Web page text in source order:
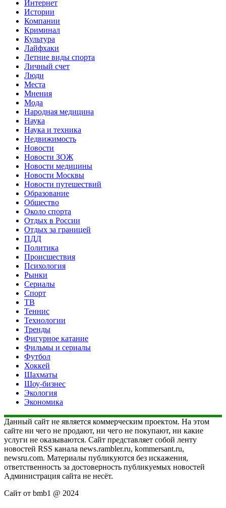
Интернет
Истории
Компании
Криминал
Культура
Лайфхаки
Летние виды спорта
Личный счет
Люди
Места
Мнения
Мода
Народная медицина
Наука
Наука и техника
Недвижимость
Новости
Новости ЗОЖ
Новости медицины
Новости Москвы
Новости путешествий
Образование
Общество
Около спорта
Отдых в России
Отдых за границей
ПДД
Политика
Происшествия
Психология
Рынки
Сериалы
Спорт
ТВ
Теннис
Технологии
Тренды
Фигурное катание
Фильмы и сериалы
Футбол
Хоккей
Шахматы
Шоу-бизнес
Экология
Экономика
Данный сайт не является коммерческим проектом. На этом
сайте ни чего не продают, ни чего не покупают, ни какие
услуги не оказываются. Сайт представляет собой ленту
новостей RSS канала news.rambler.ru, kommersant.ru,
newsru.com. Материалы публикуются без искажения,
ответственность за достоверность публикуемых новостей
Администрация сайта не несёт.
Сайт от bmb1 @ 2024